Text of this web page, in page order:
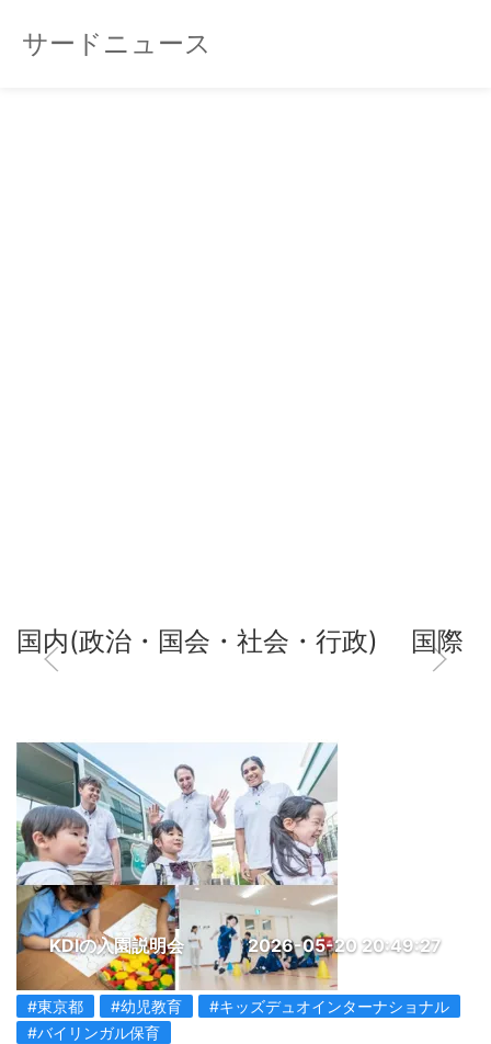
サードニュース
国内(政治・国会・社会・行政) 国際
KDIの入園説明会 2026-05-20 20:49:27
#東京都 #幼児教育
#キッズデュオインターナショナル
#バイリンガル保育